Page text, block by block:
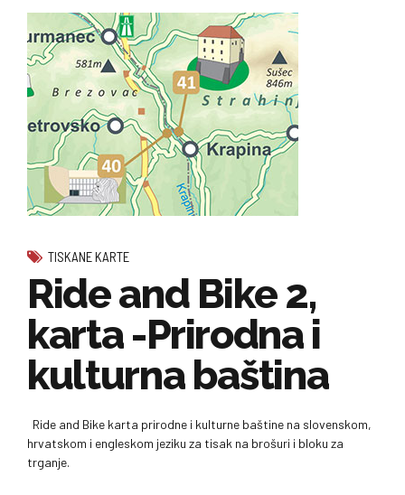
TISKANE KARTE
Ride and Bike 2,
karta -Prirodna i
kulturna baština
Ride and Bike karta prirodne i kulturne baštine na slovenskom,
hrvatskom i engleskom jeziku za tisak na brošuri i bloku za
trganje.